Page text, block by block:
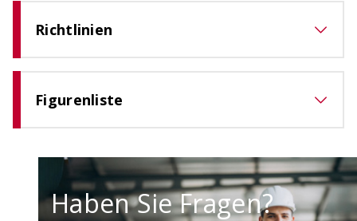
Richtlinien
Figurenliste
Haben Sie Fragen?